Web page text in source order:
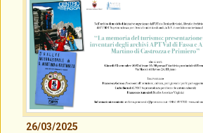
26/03/2025